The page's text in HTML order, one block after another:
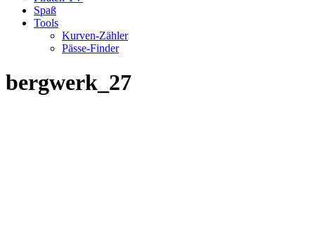
Spaß
Tools
Kurven-Zähler
Pässe-Finder
bergwerk_27